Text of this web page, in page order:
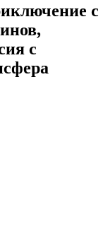
с
с